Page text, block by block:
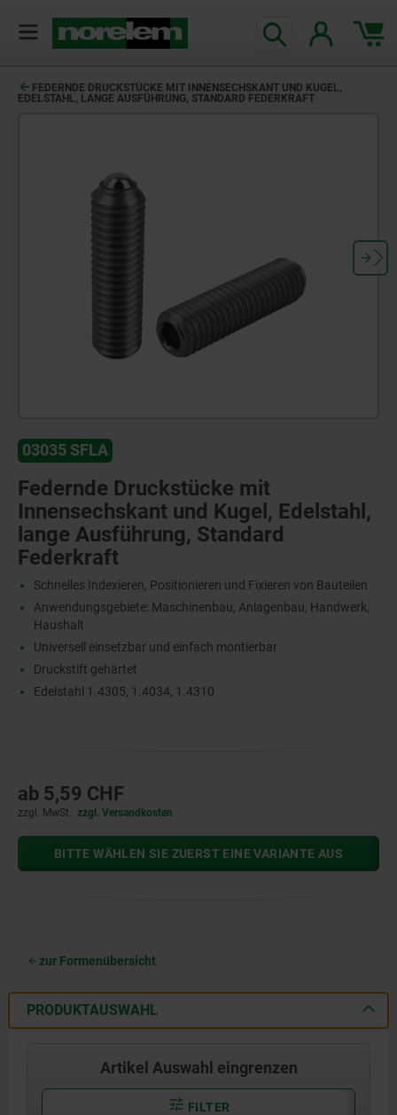
FEDERNDE DRUCKSTÜCKE MIT INNENSECHSKANT UND KUGEL,
EDELSTAHL, LANGE AUSFÜHRUNG, STANDARD FEDERKRAFT
03035 SFLA
Federnde Druckstücke mit
Innensechskant und Kugel, Edelstahl,
lange Ausführung, Standard
Federkraft
Schnelles Indexieren, Positionieren und Fixieren von Bauteilen
Anwendungsgebiete: Maschinenbau, Anlagenbau, Handwerk,
Haushalt
Universell einsetzbar und einfach montierbar
Druckstift gehärtet
Edelstahl 1.4305, 1.4034, 1.4310
ab 5,59 CHF
zzgl. MwSt. zzgl. Versandkosten
BITTE WÄHLEN SIE ZUERST EINE VARIANTE AUS
zur Formenübersicht
PRODUKTAUSWAHL
Artikel Auswahl eingrenzen
FILTER